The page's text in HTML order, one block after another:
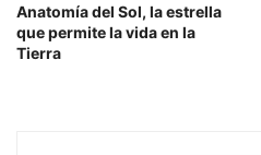
Anatomía del Sol, la estrella
que permite la vida en la
Tierra